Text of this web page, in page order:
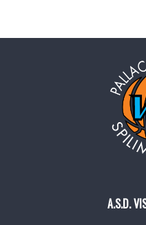
A.S.D.